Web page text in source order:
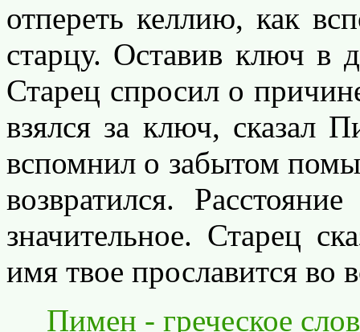
отпереть келлию, как
старцу. Оставив ключ в
Старец спросил о
взялся за ключ, сказал
вспомнил о забытом
возвратился.
значительное. Старец
имя твое прославится во
Пимен - греческое